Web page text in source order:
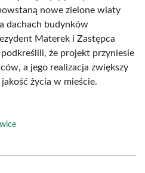
nowe zielone wiaty
dachach budynków
Materek i Zastępca
że projekt przyniesie
a jego realizacja zwiększy
życia w mieście.